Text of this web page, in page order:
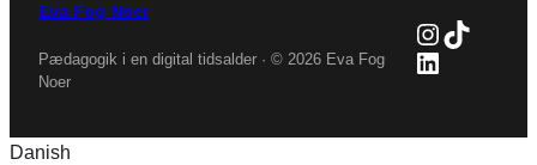
Eva Fog Noer
Pædagogik i en digital tidsalder · © 2026 Eva Fog
Noer
TikTok
LinkedIn
Danish